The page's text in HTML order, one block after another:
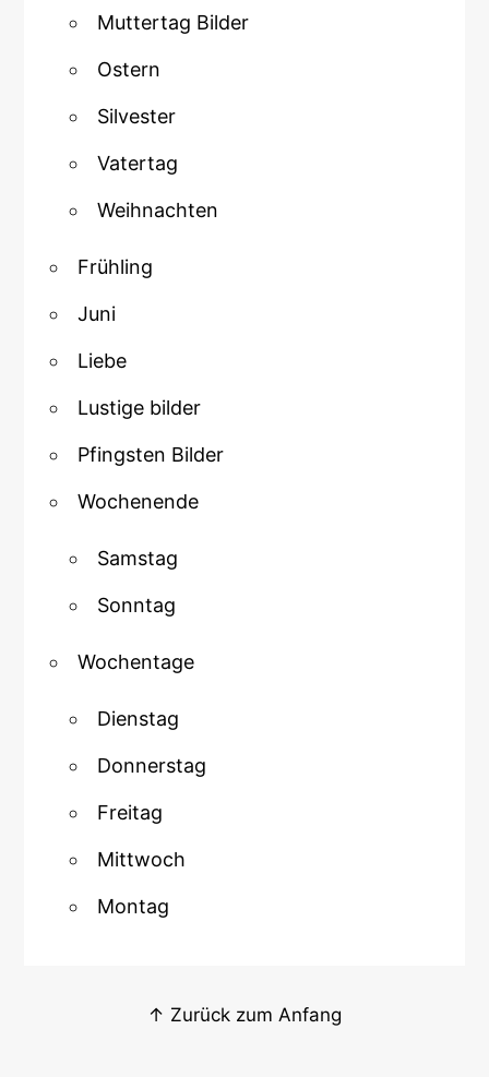
Muttertag Bilder
Ostern
Silvester
Vatertag
Weihnachten
Frühling
Juni
Liebe
Lustige bilder
Pfingsten Bilder
Wochenende
Samstag
Sonntag
Wochentage
Dienstag
Donnerstag
Freitag
Mittwoch
Montag
↑ Zurück zum Anfang